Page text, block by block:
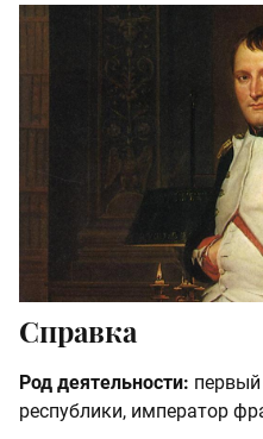
Справка
Род деятельности:
республики, император